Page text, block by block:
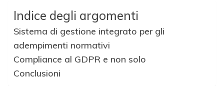
Indice degli argomenti
Sistema di gestione integrato per gli
adempimenti normativi
Compliance al GDPR e non solo
Conclusioni